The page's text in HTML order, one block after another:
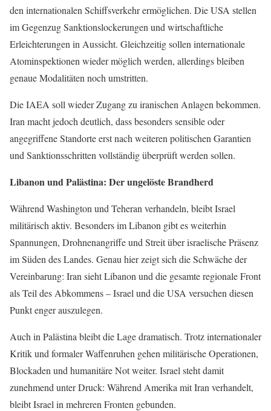
den internationalen Schiffsverkehr ermöglichen. Die USA stellen
im Gegenzug Sanktionslockerungen und wirtschaftliche
Erleichterungen in Aussicht. Gleichzeitig sollen internationale
Atominspektionen wieder möglich werden, allerdings bleiben
genaue Modalitäten noch umstritten.
Die IAEA soll wieder Zugang zu iranischen Anlagen bekommen.
Iran macht jedoch deutlich, dass besonders sensible oder
angegriffene Standorte erst nach weiteren politischen Garantien
und Sanktionsschritten vollständig überprüft werden sollen.
Libanon und Palästina: Der ungelöste Brandherd
Während Washington und Teheran verhandeln, bleibt Israel
militärisch aktiv. Besonders im Libanon gibt es weiterhin
Spannungen, Drohnenangriffe und Streit über israelische Präsenz
im Süden des Landes. Genau hier zeigt sich die Schwäche der
Vereinbarung: Iran sieht Libanon und die gesamte regionale Front
als Teil des Abkommens – Israel und die USA versuchen diesen
Punkt enger auszulegen.
Auch in Palästina bleibt die Lage dramatisch. Trotz internationaler
Kritik und formaler Waffenruhen gehen militärische Operationen,
Blockaden und humanitäre Not weiter. Israel steht damit
zunehmend unter Druck: Während Amerika mit Iran verhandelt,
bleibt Israel in mehreren Fronten gebunden.